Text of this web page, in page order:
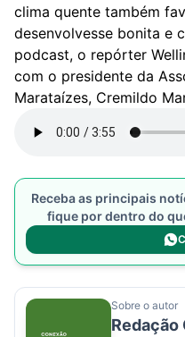
clima quente também
desenvolvesse bonita e
podcast, o repórter
com o presidente da
Marataízes, Cremildo
Receba as principais
fique por dentro do
Sobre o autor
Redação